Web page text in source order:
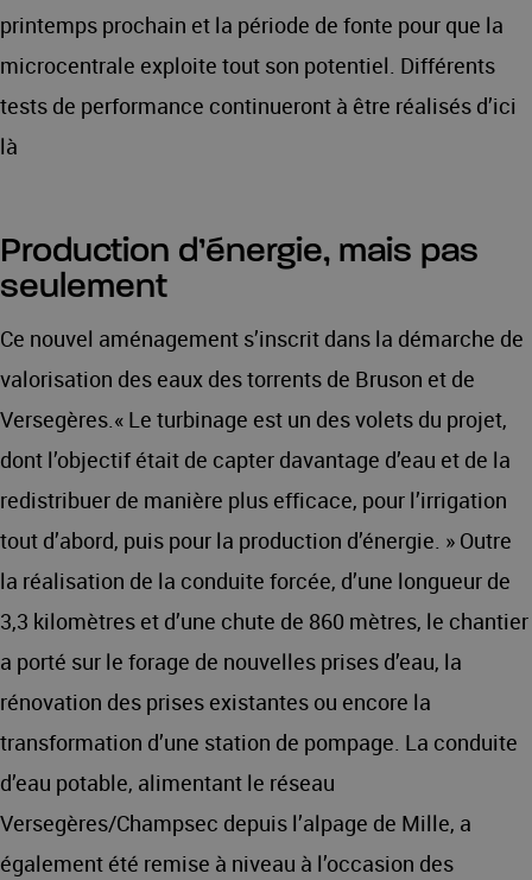
printemps prochain et la période de fonte pour que la
microcentrale exploite tout son potentiel. Différents
tests de performance continueront à être réalisés d’ici
là
Production d’énergie, mais pas
seulement
Ce nouvel aménagement s’inscrit dans la démarche de
valorisation des eaux des torrents de Bruson et de
Versegères.« Le turbinage est un des volets du projet,
dont l’objectif était de capter davantage d’eau et de la
redistribuer de manière plus efficace, pour l’irrigation
tout d’abord, puis pour la production d’énergie. » Outre
la réalisation de la conduite forcée, d’une longueur de
3,3 kilomètres et d’une chute de 860 mètres, le chantier
a porté sur le forage de nouvelles prises d’eau, la
rénovation des prises existantes ou encore la
transformation d’une station de pompage. La conduite
d’eau potable, alimentant le réseau
Versegères/Champsec depuis l’alpage de Mille, a
également été remise à niveau à l’occasion des